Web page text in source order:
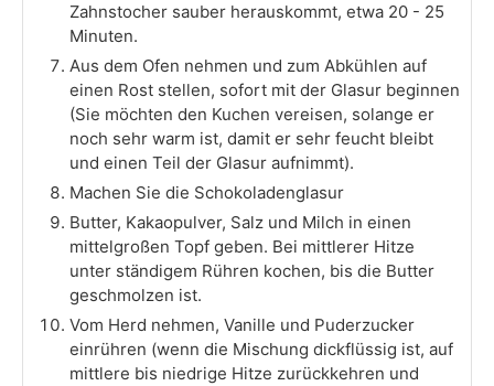
Zahnstocher sauber herauskommt, etwa 20 - 25
Minuten.
Aus dem Ofen nehmen und zum Abkühlen auf
einen Rost stellen, sofort mit der Glasur beginnen
(Sie möchten den Kuchen vereisen, solange er
noch sehr warm ist, damit er sehr feucht bleibt
und einen Teil der Glasur aufnimmt).
Machen Sie die Schokoladenglasur
Butter, Kakaopulver, Salz und Milch in einen
mittelgroßen Topf geben. Bei mittlerer Hitze
unter ständigem Rühren kochen, bis die Butter
geschmolzen ist.
Vom Herd nehmen, Vanille und Puderzucker
einrühren (wenn die Mischung dickflüssig ist, auf
mittlere bis niedrige Hitze zurückkehren und